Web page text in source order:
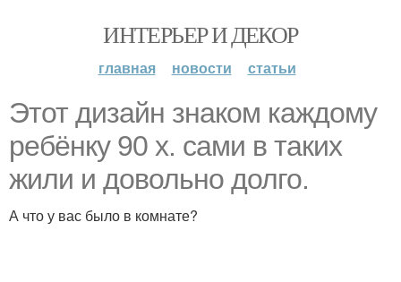
ИНТЕРЬЕР И ДЕКОР
главная новости статьи
Этот дизайн знаком каждому
ребёнку 90 х. сами в таких
жили и довольно долго.
А что у вас было в комнате?